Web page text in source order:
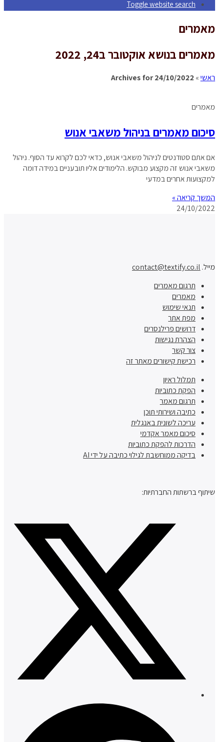
Toggle website search
מאמרים
מאמרים בנושא אוקטובר ב24, 2022
ראשי»
Archives for 24/10/2022
מאמרים
סיכום מאמרים בניהול משאבי אנוש
אם אתם סטודנטים לניהול משאבי אנוש, כדאי לכם לקרוא עד הסוף. ניהול
משאבי אנוש זה מקצוע מבוקש. הלימודים אליו תובעניים במידה דומה
למקצועות אחרים במדעי
המשך קריאה »
24/10/2022
מייל. contact@textify.co.il
תרגום מאמרים
מאמרים
תנאי שימוש
מפת אתר
דרושים פרילנסרים
הצהרת נגישות
צור קשר
רכישת קישורים מאתר זה
תמלול ראיון
הפקת כתוביות
תרגום מאמר
כתיבה ושירותי תוכן
עריכה לשונית באנגלית
סיכום מאמר אקדמי
הדרכות להפקת כתוביות
בדיקה ממוחשבת לגילוי כתיבה על ידי AI
שיתוף ברשתות החברתיות: